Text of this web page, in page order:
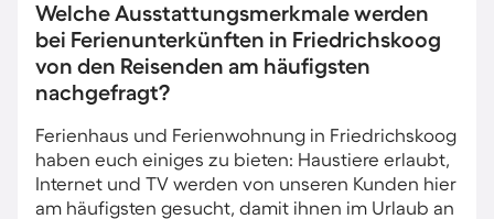
Welche Ausstattungsmerkmale werden
bei Ferienunterkünften in Friedrichskoog
von den Reisenden am häufigsten
nachgefragt?
Ferienhaus und Ferienwohnung in Friedrichskoog
haben euch einiges zu bieten: Haustiere erlaubt,
Internet und TV werden von unseren Kunden hier
am häufigsten gesucht, damit ihnen im Urlaub an